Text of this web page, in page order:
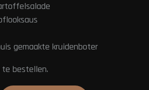
gemaakte kruidenboter
bestellen.